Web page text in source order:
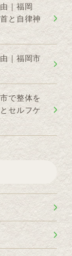
｜福岡
と自律神
｜福岡市
で整体を
セルフケ